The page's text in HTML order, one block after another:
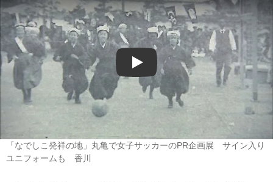
Play
「なでしこ発祥の地」丸亀で女子サッカーのPR企画展 サイン入り
ユニフォームも 香川